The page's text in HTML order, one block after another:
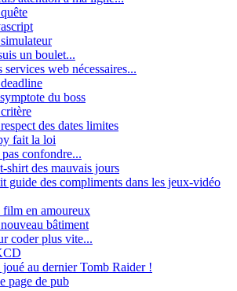
un boulet...
services web nécessaires...
du boss
des dates limites
fait la loi
confondre...
shirt des mauvais jours
guide des compliments dans les jeux-vidéo
en amoureux
bâtiment
coder plus vite...
joué au dernier Tomb Raider !
page de pub